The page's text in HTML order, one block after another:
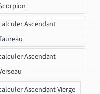
Ascendant
Ascendant
Ascendant Vierge